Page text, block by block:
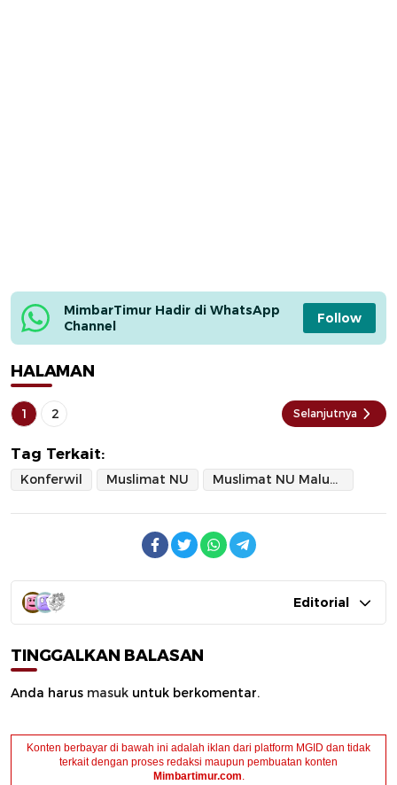
MimbarTimur Hadir di WhatsApp
Channel
Follow
HALAMAN
1 2 Selanjutnya
Tag Terkait:
Konferwil Muslimat NU Muslimat NU Maluku Utara
Editorial
TINGGALKAN BALASAN
Anda harus masuk untuk berkomentar.
Konten berbayar di bawah ini adalah iklan dari platform MGID dan tidak
terkait dengan proses redaksi maupun pembuatan konten
Mimbartimur.com.